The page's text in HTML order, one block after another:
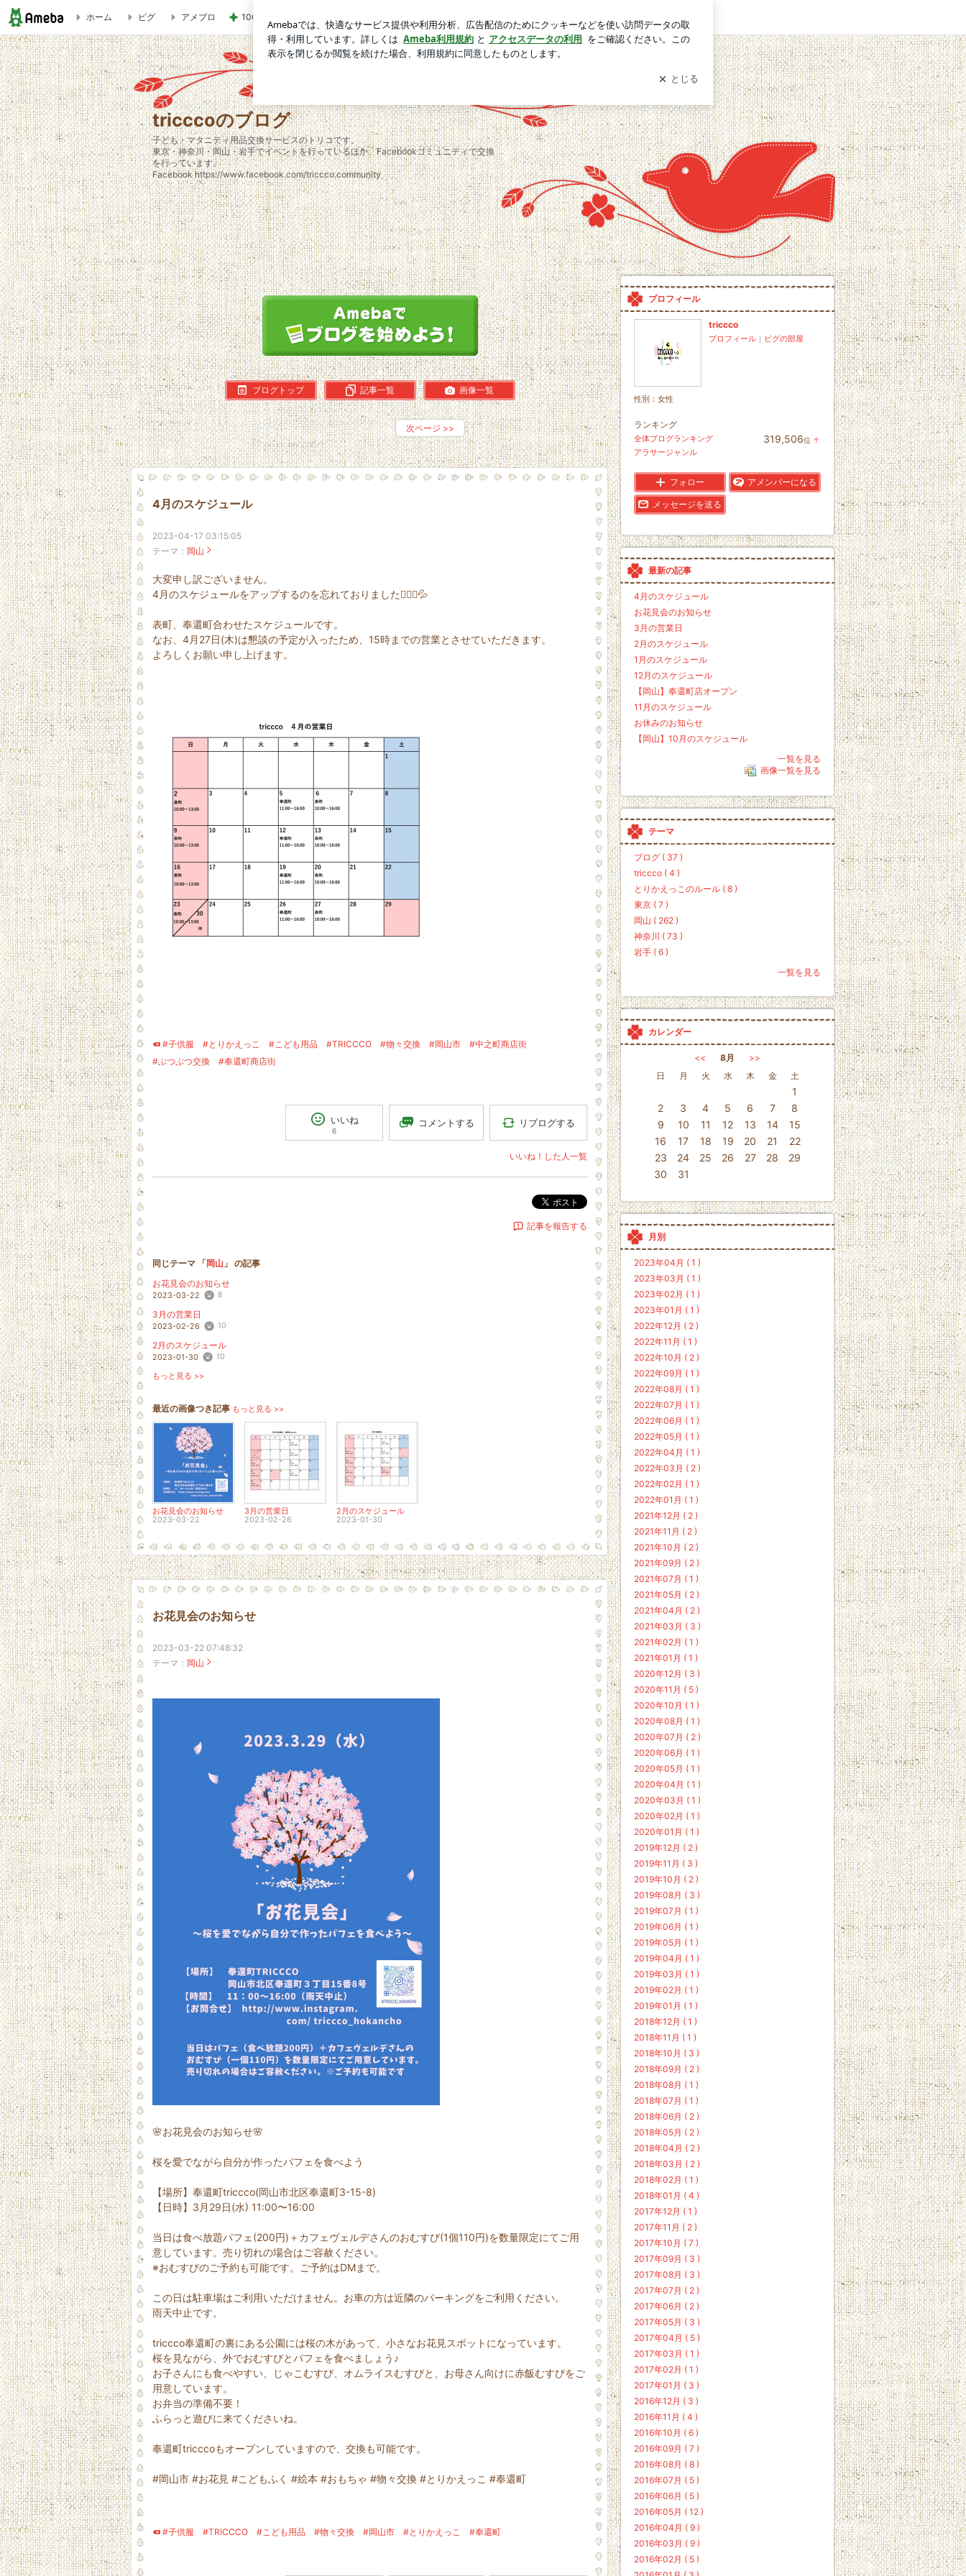
tricccoのブログ
ホーム ピグ アメブロ 1060円だった喫茶店のモーニング ログイン
tricccoのブログ
子ども・マタニティ用品交換サービスのトリコです。
東京・神奈川・岡山・岩手でイベントを行っているほか、Facebookコミュニティで交換
を行っています。
Facebook https://www.facebook.com/triccco.community
ブログトップ 記事一覧 画像一覧
次ページ >>
4月のスケジュール
2023-04-17 03:15:05
テーマ： 岡山
大変申し訳ございません。
4月のスケジュールをアップするのを忘れておりました🙇🏻‍♀️💦
表町、奉還町合わせたスケジュールです。
なお、4月27日(木)は懇談の予定が入ったため、15時までの営業とさせていただきます。
よろしくお願い申し上げます。
#子供服 #とりかえっこ #こども用品 #TRICCCO #物々交換 #岡山市
#中之町商店街
#ぶつぶつ交換
#奉還町商店街
いいね
6
コメントする リブログする
いいね！した人一覧
ポスト
記事を報告する
同じテーマ 「岡山 」 の記事
お花見会のお知らせ
2023-03-22 8
3月の営業日
2023-02-26 10
2月のスケジュール
2023-01-30 10
もっと見る >>
最近の画像つき記事 もっと見る >>
お花見会のお知らせ
2023-03-22
3月の営業日
2023-02-26
2月のスケジュール
2023-01-30
お花見会のお知らせ
2023-03-22 07:48:32
テーマ： 岡山
🌸お花見会のお知らせ🌸
桜を愛でながら自分が作ったパフェを食べよう
【場所】奉還町triccco(岡山市北区奉還町3-15-8)
【日時】3月29日(水) 11:00〜16:00
当日は食べ放題パフェ(200円)＋カフェヴェルデさんのおむすび(1個110円)を数量限定にてご用
意しています。売り切れの場合はご容赦ください。
※おむすびのご予約も可能です。ご予約はDMまで。
この日は駐車場はご利用いただけません。お車の方は近隣のパーキングをご利用ください。
雨天中止です。
triccco奉還町の裏にある公園には桜の木があって、小さなお花見スポットになっています。
桜を見ながら、外でおむすびとパフェを食べましょう♪
お子さんにも食べやすい、じゃこむすび、オムライスむすびと、お母さん向けに赤飯むすびをご
用意しています。
お弁当の準備不要！
ふらっと遊びに来てくださいね。
奉還町tricccoもオープンしていますので、交換も可能です。
#岡山市 #お花見 #こどもふく #絵本 #おもちゃ #物々交換 #とりかえっこ #奉還町
#子供服 #TRICCCO #こども用品 #物々交換 #岡山市 #とりかえっこ #奉還町
プロフィール
triccco
プロフィール ｜ ピグの部屋
性別： 女性
ランキング
全体ブログランキング 319,506位 ↑
アラサージャンル
フォロー アメンバーになる
メッセージを送る
最新の記事
4月のスケジュール
お花見会のお知らせ
3月の営業日
2月のスケジュール
1月のスケジュール
12月のスケジュール
【岡山】奉還町店オープン
11月のスケジュール
お休みのお知らせ
【岡山】10月のスケジュール
一覧を見る
画像一覧を見る
テーマ
ブログ ( 37 )
triccco ( 4 )
とりかえっこのルール ( 8 )
東京 ( 7 )
岡山 ( 262 )
神奈川 ( 73 )
岩手 ( 6 )
一覧を見る
カレンダー
<< 8月
>>
日
月 火 水 木 金 土
1
2
3 4 5 6 7
8
9
10 11 12 13 14
15
16
17 18 19 20 21
22
23
24 25 26 27 28
29
30
31
月別
2023年04月 ( 1 )
2023年03月 ( 1 )
2023年02月 ( 1 )
2023年01月 ( 1 )
2022年12月 ( 2 )
2022年11月 ( 1 )
2022年10月 ( 2 )
2022年09月 ( 1 )
2022年08月 ( 1 )
2022年07月 ( 1 )
2022年06月 ( 1 )
2022年05月 ( 1 )
2022年04月 ( 1 )
2022年03月 ( 2 )
2022年02月 ( 1 )
2022年01月 ( 1 )
2021年12月 ( 2 )
2021年11月 ( 2 )
2021年10月 ( 2 )
2021年09月 ( 2 )
2021年07月 ( 1 )
2021年05月 ( 2 )
2021年04月 ( 2 )
2021年03月 ( 3 )
2021年02月 ( 1 )
2021年01月 ( 1 )
2020年12月 ( 3 )
2020年11月 ( 5 )
2020年10月 ( 1 )
2020年08月 ( 1 )
2020年07月 ( 2 )
2020年06月 ( 1 )
2020年05月 ( 1 )
2020年04月 ( 1 )
2020年03月 ( 1 )
2020年02月 ( 1 )
2020年01月 ( 1 )
2019年12月 ( 2 )
2019年11月 ( 3 )
2019年10月 ( 2 )
2019年08月 ( 3 )
2019年07月 ( 1 )
2019年06月 ( 1 )
2019年05月 ( 1 )
2019年04月 ( 1 )
2019年03月 ( 1 )
2019年02月 ( 1 )
2019年01月 ( 1 )
2018年12月 ( 1 )
2018年11月 ( 1 )
2018年10月 ( 3 )
2018年09月 ( 2 )
2018年08月 ( 1 )
2018年07月 ( 1 )
2018年06月 ( 2 )
2018年05月 ( 2 )
2018年04月 ( 2 )
2018年03月 ( 2 )
2018年02月 ( 1 )
2018年01月 ( 4 )
2017年12月 ( 1 )
2017年11月 ( 2 )
2017年10月 ( 7 )
2017年09月 ( 3 )
2017年08月 ( 3 )
2017年07月 ( 2 )
2017年06月 ( 2 )
2017年05月 ( 3 )
2017年04月 ( 5 )
2017年03月 ( 1 )
2017年02月 ( 1 )
2017年01月 ( 3 )
2016年12月 ( 3 )
2016年11月 ( 4 )
2016年10月 ( 6 )
2016年09月 ( 7 )
2016年08月 ( 8 )
2016年07月 ( 5 )
2016年06月 ( 5 )
2016年05月 ( 12 )
2016年04月 ( 9 )
2016年03月 ( 9 )
2016年02月 ( 5 )